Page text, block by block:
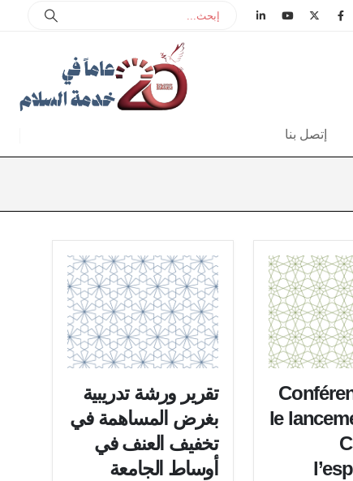
إتصل بنا
le
تقرير ورشة تدريبية
بغرض المساهمة في
تخفيف العنف في
أوساط الجامعة